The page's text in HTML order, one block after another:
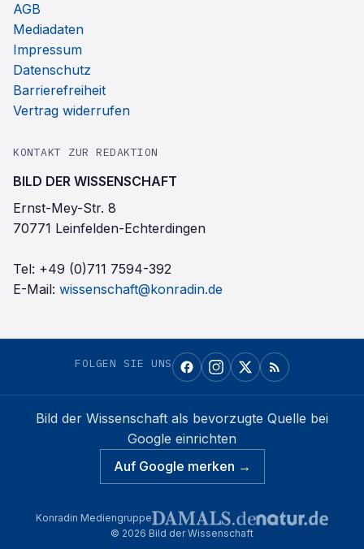
AGB
Mediadaten
Impressum
Datenschutz
Barrierefreiheit
Vertrag widerrufen
KONTAKT ZUR REDAKTION
BILD DER WISSENSCHAFT
Ernst-Mey-Str. 8
70771 Leinfelden-Echterdingen
Tel: +49 (0)711 7594-392
E-Mail: wissenschaft@konradin.de
FOLGEN SIE UNS
Bild der Wissenschaft als bevorzugte Quelle bei
Google einrichten
Auf Google merken →
Konradin Mediengruppe
© 2026 Bild der Wissenschaft